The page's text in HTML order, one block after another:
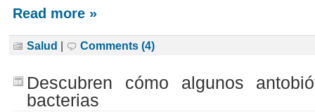
Read more »
Salud | Comments (4)
Descubren cómo algunos
bacterias